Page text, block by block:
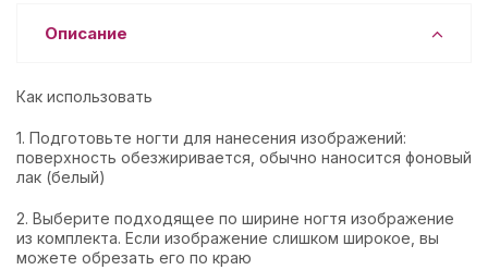
Описание
Как использовать
1. Подготовьте ногти для нанесения изображений:
поверхность обезжиривается, обычно наносится фоновый
лак (белый)
2. Выберите подходящее по ширине ногтя изображение
из комплекта. Если изображение слишком широкое, вы
можете обрезать его по краю